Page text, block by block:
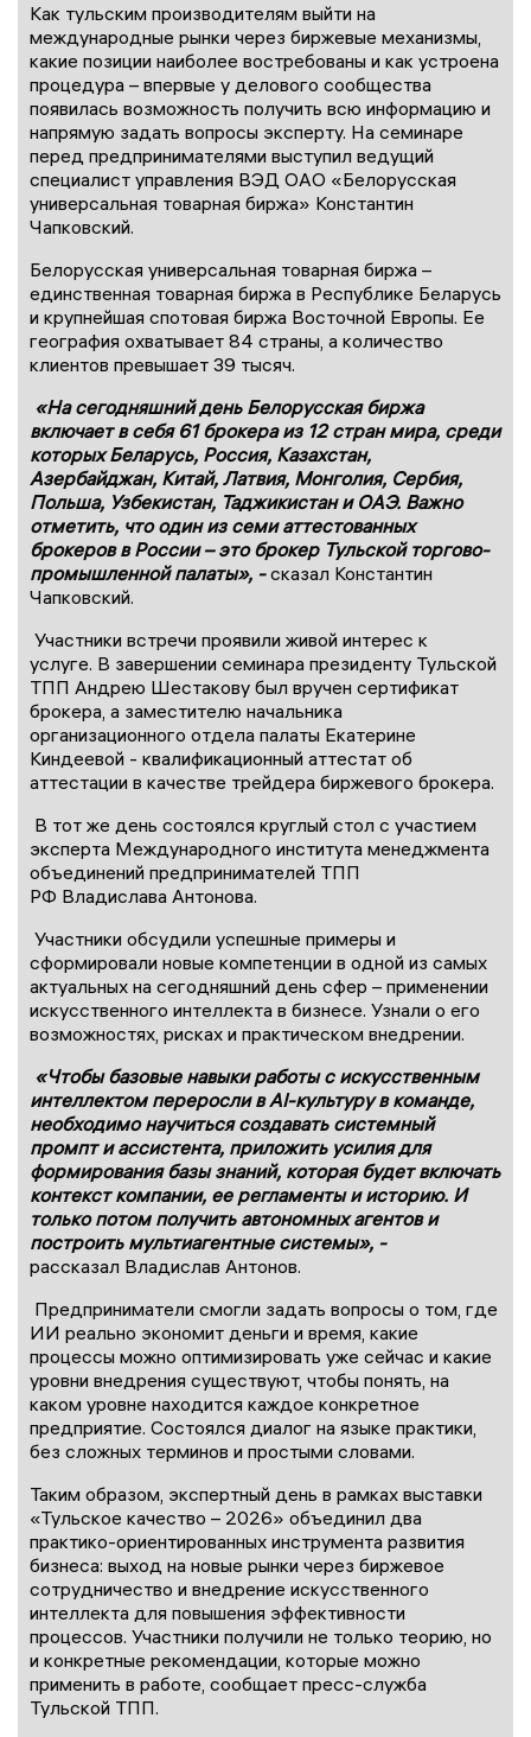
Как тульским производителям выйти на
международные рынки через биржевые механизмы,
какие позиции наиболее востребованы и как устроена
процедура – впервые у делового сообщества
появилась возможность получить всю информацию и
напрямую задать вопросы эксперту. На семинаре
перед предпринимателями выступил ведущий
специалист управления ВЭД ОАО «Белорусская
универсальная товарная биржа» Константин
Чапковский.
Белорусская универсальная товарная биржа –
единственная товарная биржа в Республике Беларусь
и крупнейшая спотовая биржа Восточной Европы. Ее
география охватывает 84 страны, а количество
клиентов превышает 39 тысяч.
«На сегодняшний день Белорусская биржа
включает в себя 61 брокера из 12 стран мира, среди
которых Беларусь, Россия, Казахстан,
Азербайджан, Китай, Латвия, Монголия, Сербия,
Польша, Узбекистан, Таджикистан и ОАЭ. Важно
отметить, что один из семи аттестованных
брокеров в России – это брокер Тульской торгово-
промышленной палаты», - сказал Константин
Чапковский.
Участники встречи проявили живой интерес к
услуге. В завершении семинара президенту Тульской
ТПП Андрею Шестакову был вручен сертификат
брокера, а заместителю начальника
организационного отдела палаты Екатерине
Киндеевой - квалификационный аттестат об
аттестации в качестве трейдера биржевого брокера.
В тот же день состоялся круглый стол с участием
эксперта Международного института менеджмента
объединений предпринимателей ТПП
РФ Владислава Антонова.
Участники обсудили успешные примеры и
сформировали новые компетенции в одной из самых
актуальных на сегодняшний день сфер – применении
искусственного интеллекта в бизнесе. Узнали о его
возможностях, рисках и практическом внедрении.
«Чтобы базовые навыки работы с искусственным
интеллектом переросли в AI-культуру в команде,
необходимо научиться создавать системный
промпт и ассистента, приложить усилия для
формирования базы знаний, которая будет включать
контекст компании, ее регламенты и историю. И
только потом получить автономных агентов и
построить мультиагентные системы», -
рассказал Владислав Антонов.
Предприниматели смогли задать вопросы о том, где
ИИ реально экономит деньги и время, какие
процессы можно оптимизировать уже сейчас и какие
уровни внедрения существуют, чтобы понять, на
каком уровне находится каждое конкретное
предприятие. Состоялся диалог на языке практики,
без сложных терминов и простыми словами.
Таким образом, экспертный день в рамках выставки
«Тульское качество – 2026» объединил два
практико-ориентированных инструмента развития
бизнеса: выход на новые рынки через биржевое
сотрудничество и внедрение искусственного
интеллекта для повышения эффективности
процессов. Участники получили не только теорию, но
и конкретные рекомендации, которые можно
применить в работе, сообщает пресс-служба
Тульской ТПП.